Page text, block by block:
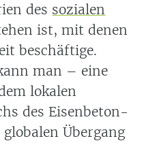
des sozialen
ist, mit denen
beschäftige.
man – eine
lokalen
des Eisenbeton-
Übergang